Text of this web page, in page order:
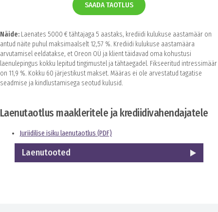
SAADA TAOTLUS
Näide: Laenates 5000 € tähtajaga 5 aastaks, krediidi kulukuse aastamäär on
antud näite puhul maksimaalselt 12,57 %. Krediidi kulukuse aastamäära
arvutamisel eeldatakse, et Oreon OÜ ja klient täidavad oma kohustusi
laenulepingus kokku lepitud tingimustel ja tähtaegadel. Fikseeritud intressimäär
on 11,9 %. Kokku 60 järjestikust makset. Määras ei ole arvestatud tagatise
seadmise ja kindlustamisega seotud kulusid.
Laenutaotlus maakleritele ja krediidivahendajatele
Juriidilise isiku laenutaotlus (PDF)
Laenutooted